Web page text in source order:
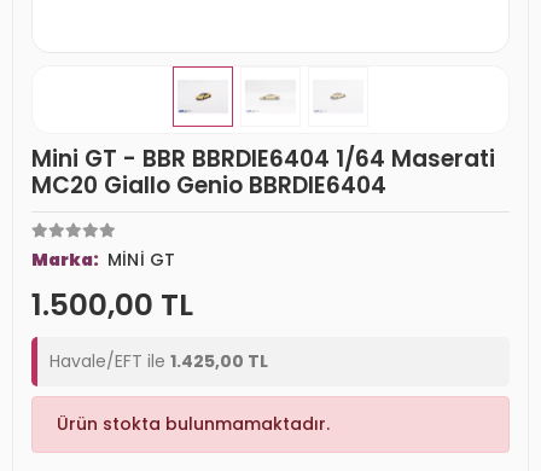
Mini GT - BBR BBRDIE6404 1/64 Maserati
MC20 Giallo Genio BBRDIE6404
Marka: MİNİ GT
1.500,00 TL
Havale/EFT ile 1.425,00 TL
Ürün stokta bulunmamaktadır.